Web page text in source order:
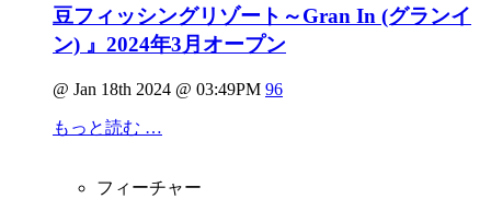
豆フィッシングリゾート～Gran In (グランイ
ン) 』2024年3月オープン
@ Jan 18th 2024 @ 03:49PM 96
もっと読む …
フィーチャー